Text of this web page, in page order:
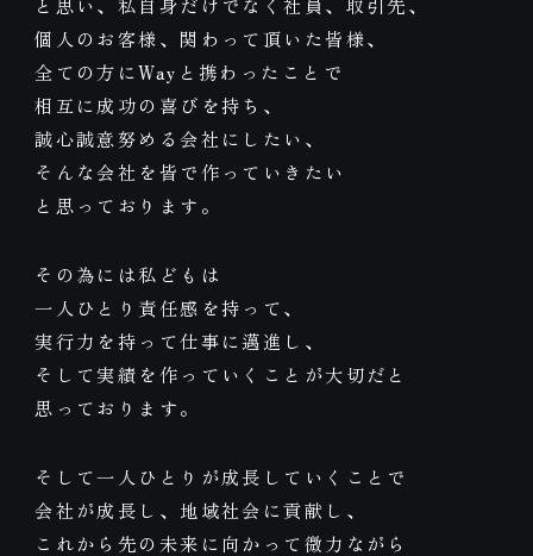
個人のお客様、関わって頂いた皆様、
全ての方にWayと携わったことで
相互に成功の喜びを持ち、
誠心誠意努める会社にしたい、
そんな会社を皆で作っていきたい
と思っております。
その為には私どもは
一人ひとり責任感を持って、
実行力を持って仕事に邁進し、
そして実績を作っていくことが大切だと
思っております。
そして一人ひとりが成長していくことで
会社が成長し、地域社会に貢献し、
これから先の未来に向かって微力ながら